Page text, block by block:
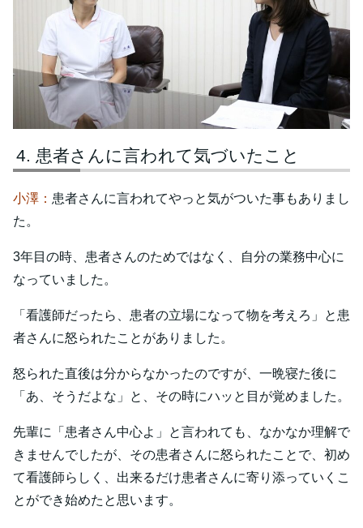
患者さんに言われて気づいたこと
小澤： 患者さんに言われてやっと気がついた事もありまし
た。
3年目の時、患者さんのためではなく、自分の業務中心に
なっていました。
「看護師だったら、患者の立場になって物を考えろ」と患
者さんに怒られたことがありました。
怒られた直後は分からなかったのですが、一晩寝た後に
「あ、そうだよな」と、その時にハッと目が覚めました。
先輩に「患者さん中心よ」と言われても、なかなか理解で
きませんでしたが、その患者さんに怒られたことで、初め
て看護師らしく、出来るだけ患者さんに寄り添っていくこ
とができ始めたと思います。